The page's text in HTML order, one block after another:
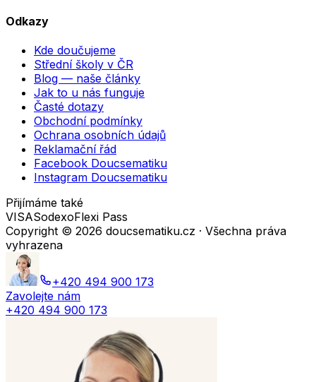
Odkazy
Kde doučujeme
Střední školy v ČR
Blog — naše články
Jak to u nás funguje
Časté dotazy
Obchodní podmínky
Ochrana osobních údajů
Reklamační řád
Facebook Doucsematiku
Instagram Doucsematiku
Přijímáme také
VISASodexoFlexi Pass
Copyright © 2026 doucsematiku.cz · Všechna práva
vyhrazena
+420 494 900 173
Zavolejte nám
+420 494 900 173